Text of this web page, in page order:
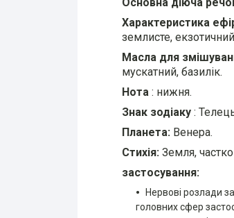
Характеристика
землисте,
Масла для
мускатний, базилік.
Нота : нижня.
Знак зодіаку :
Планета: Венера.
Стихія: Земля,
застосування:
Нервові розлади
головних сфер